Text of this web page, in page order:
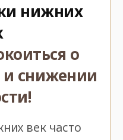
нижних
о
и снижении
век часто